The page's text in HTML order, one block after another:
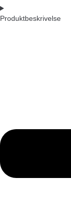
Produktbeskrivelse